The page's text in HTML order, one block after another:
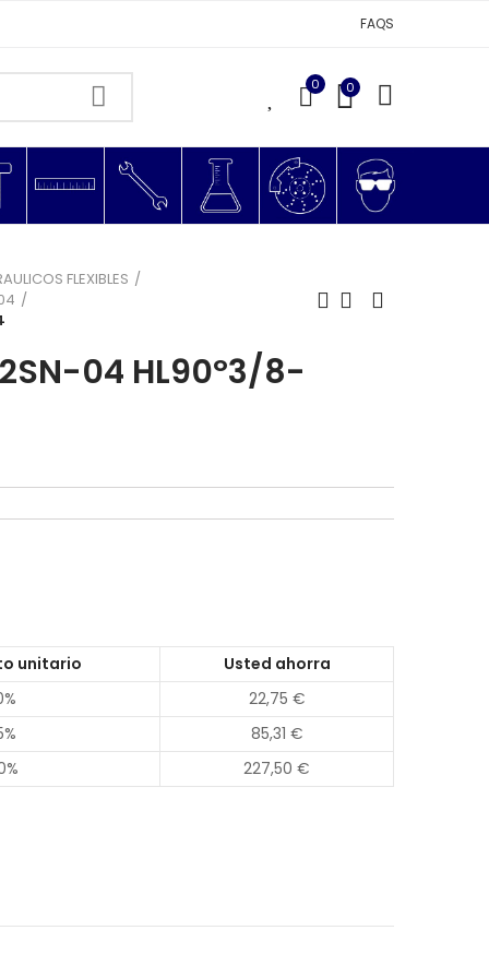
FAQS
0 0
FLEXIBLES
2SN-04 HL90º3/8-
unitario
Usted ahorra
22,75 €
85,31 €
227,50 €